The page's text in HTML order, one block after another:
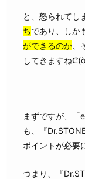
と、怒られてし
ちであり、しか
ができるのか
してきますね
まずですが、「
も、『
ポイントが必要
つまり、『